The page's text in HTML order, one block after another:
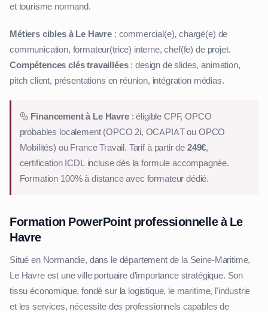
et tourisme normand.
Métiers cibles à Le Havre : commercial(e), chargé(e) de
communication, formateur(trice) interne, chef(fe) de projet.
Compétences clés travaillées: design de slides, animation,
pitch client, présentations en réunion, intégration médias.
Financement à Le Havre: éligible CPF, OPCO
probables localement (OPCO 2i, OCAPIAT ou OPCO
Mobilités) ou France Travail. Tarif à partir de 249€,
certification ICDL incluse dès la formule accompagnée.
Formation 100% à distance avec formateur dédié.
Formation PowerPoint professionnelle à Le
Havre
Situé en Normandie, dans le département de la Seine-Maritime,
Le Havre est une ville portuaire d'importance stratégique. Son
tissu économique, fondé sur la logistique, le maritime, l'industrie
et les services, nécessite des professionnels capables de